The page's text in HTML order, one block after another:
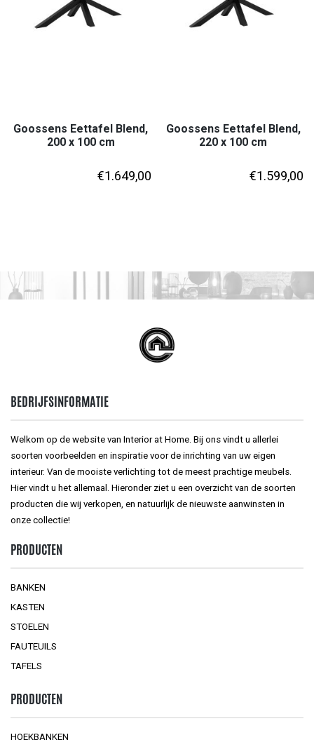
Goossens Eettafel Blend,
200 x 100 cm
€1.649,00
Goossens Eettafel Blend,
220 x 100 cm
€1.599,00
BEDRIJFSINFORMATIE
Welkom op de website van Interior at Home. Bij ons vindt u allerlei
soorten voorbeelden en inspiratie voor de inrichting van uw eigen
interieur. Van de mooiste verlichting tot de meest prachtige meubels.
Hier vindt u het allemaal. Hieronder ziet u een overzicht van de soorten
producten die wij verkopen, en natuurlijk de nieuwste aanwinsten in
onze collectie!
PRODUCTEN
BANKEN
KASTEN
STOELEN
FAUTEUILS
TAFELS
PRODUCTEN
HOEKBANKEN